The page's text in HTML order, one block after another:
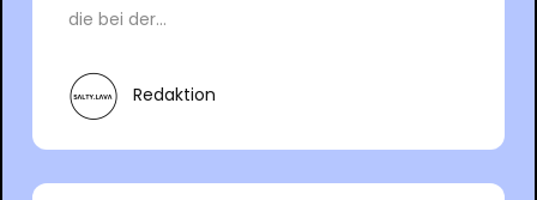
die bei der...
Redaktion